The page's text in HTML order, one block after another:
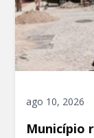
ago 10, 2026
Município